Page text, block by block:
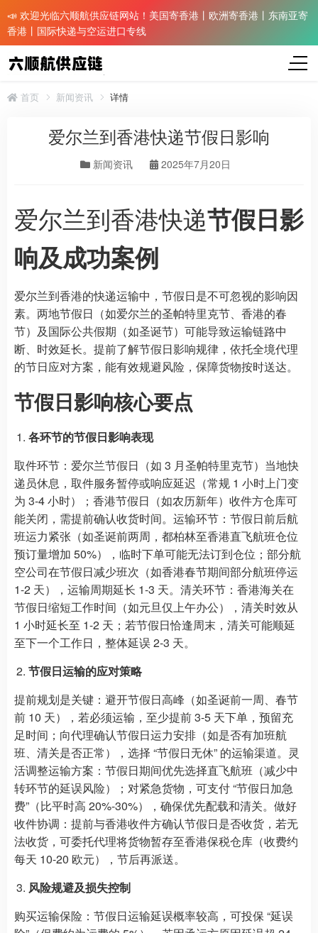
📣 欢迎光临六顺航供应链网站！美国寄香港丨欧洲寄香港丨东南亚寄
香港丨国际快递与空运进口专线
首页 新闻资讯 详情
爱尔兰到香港快递节假日影响
新闻资讯 2025年7月20日
爱尔兰到香港快递节假日影
响及成功案例
爱尔兰到香港的快递运输中，节假日是不可忽视的影响因
素。两地节假日（如爱尔兰的圣帕特里克节、香港的春
节）及国际公共假期（如圣诞节）可能导致运输链路中
断、时效延长。提前了解节假日影响规律，依托全境代理
的节日应对方案，能有效规避风险，保障货物按时送达。
节假日影响核心要点
各环节的节假日影响表现
取件环节：爱尔兰节假日（如 3 月圣帕特里克节）当地快
递员休息，取件服务暂停或响应延迟（常规 1 小时上门变
为 3-4 小时）；香港节假日（如农历新年）收件方仓库可
能关闭，需提前确认收货时间。运输环节：节假日前后航
班运力紧张（如圣诞前两周，都柏林至香港直飞航班仓位
预订量增加 50%），临时下单可能无法订到仓位；部分航
空公司在节假日减少班次（如香港春节期间部分航班停运
1-2 天），运输周期延长 1-3 天。清关环节：香港海关在
节假日缩短工作时间（如元旦仅上午办公），清关时效从
1 小时延长至 1-2 天；若节假日恰逢周末，清关可能顺延
至下一个工作日，整体延误 2-3 天。
节假日运输的应对策略
提前规划是关键：避开节假日高峰（如圣诞前一周、春节
前 10 天），若必须运输，至少提前 3-5 天下单，预留充
足时间；向代理确认节假日运力安排（如是否有加班航
班、清关是否正常），选择 “节假日无休” 的运输渠道。灵
活调整运输方案：节假日期间优先选择直飞航班（减少中
转环节的延误风险）；对紧急货物，可支付 “节假日加急
费”（比平时高 20%-30%），确保优先配载和清关。做好
收件协调：提前与香港收件方确认节假日是否收货，若无
法收货，可委托代理将货物暂存至香港保税仓库（收费约
每天 10-20 欧元），节后再派送。
风险规避及损失控制
购买运输保险：节假日运输延误概率较高，可投保 “延误